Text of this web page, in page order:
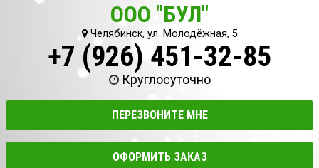
ООО "БУЛ"
Челябинск, ул. Молодёжная, 5
+7 (926) 451-32-85
Круглосуточно
ПЕРЕЗВОНИТЕ МНЕ
ОФОРМИТЬ ЗАКАЗ